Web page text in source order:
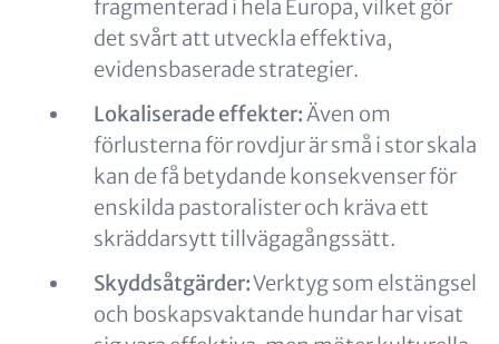
fragmenterad i hela Europa, vilket gör
det svårt att utveckla effektiva,
evidensbaserade strategier.
Lokaliserade effekter:Även om
förlusterna för rovdjur är små i stor skala
kan de få betydande konsekvenser för
enskilda pastoralister och kräva ett
skräddarsytt tillvägagångssätt.
Skyddsåtgärder:Verktyg som elstängsel
och boskapsvaktande hundar har visat